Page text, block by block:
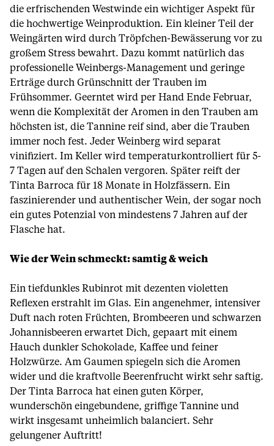
die erfrischenden Westwinde ein wichtiger Aspekt für
die hochwertige Weinproduktion. Ein kleiner Teil der
Weingärten wird durch Tröpfchen-Bewässerung vor zu
großem Stress bewahrt. Dazu kommt natürlich das
professionelle Weinbergs-Management und geringe
Erträge durch Grünschnitt der Trauben im
Frühsommer. Geerntet wird per Hand Ende Februar,
wenn die Komplexität der Aromen in den Trauben am
höchsten ist, die Tannine reif sind, aber die Trauben
immer noch fest. Jeder Weinberg wird separat
vinifiziert. Im Keller wird temperaturkontrolliert für 5-
7 Tagen auf den Schalen vergoren. Später reift der
Tinta Barroca für 18 Monate in Holzfässern. Ein
faszinierender und authentischer Wein, der sogar noch
ein gutes Potenzial von mindestens 7 Jahren auf der
Flasche hat.
Wie der Wein schmeckt: samtig & weich
Ein tiefdunkles Rubinrot mit dezenten violetten
Reflexen erstrahlt im Glas. Ein angenehmer, intensiver
Duft nach roten Früchten, Brombeeren und schwarzen
Johannisbeeren erwartet Dich, gepaart mit einem
Hauch dunkler Schokolade, Kaffee und feiner
Holzwürze. Am Gaumen spiegeln sich die Aromen
wider und die kraftvolle Beerenfrucht wirkt sehr saftig.
Der Tinta Barroca hat einen guten Körper,
wunderschön eingebundene, griffige Tannine und
wirkt insgesamt unheimlich balanciert. Sehr
gelungener Auftritt!